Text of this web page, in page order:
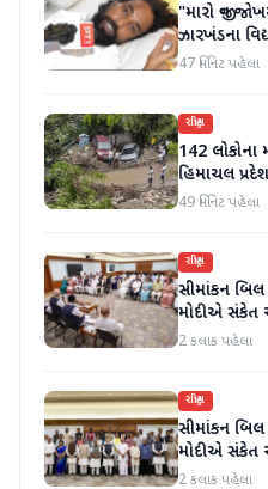
"મારો જીવ
ઝારખંડના
તબિયત ખરાબ
47 મિનિટ પહેલા
રાષ્ટ્રીય
142 લોકોના
હિમાચલ
49 મિનિટ પહેલા
રાષ્ટ્રીય
સીમાંકન
મોદીએ સંકેત
2 કલાક પહેલા
રાષ્ટ્રીય
સીમાંકન
મોદીએ સંકેત
બોલાવી શકાય
2 કલાક પહેલા